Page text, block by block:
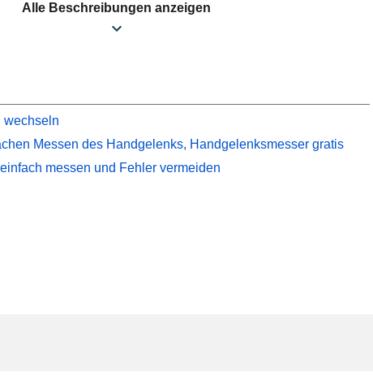
Alle Beschreibungen anzeigen
wechseln
Messen des Handgelenks, Handgelenksmesser gratis
messen und Fehler vermeiden